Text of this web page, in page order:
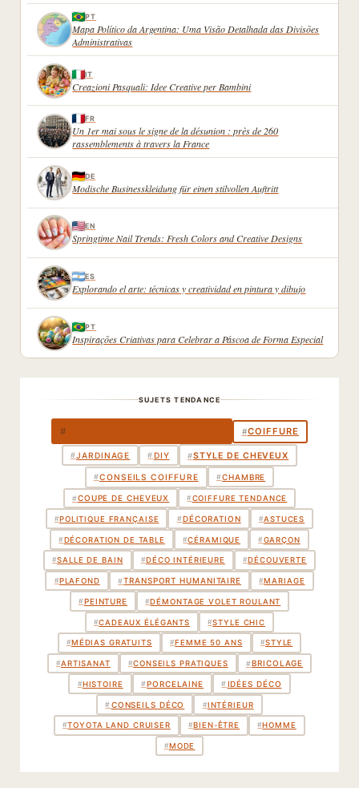
AVEC
!
PT
Mapa Político da Argentina: Uma Visão Detalhada das Divisões
Administrativas
IT
Creazioni Pasquali: Idee Creative per Bambini
FR
Un 1er mai sous le signe de la désunion : près de 260
rassemblements à travers la France
DE
Modische Businesskleidung für einen stilvollen Auftritt
EN
Springtime Nail Trends: Fresh Colors and Creative Designs
ES
Explorando el arte: técnicas y creatividad en pintura y dibujo
PT
Inspirações Criativas para Celebrar a Páscoa de Forma Especial
SUJETS TENDANCE
# #COIFFURE
#JARDINAGE #DIY #STYLE DE CHEVEUX
#CONSEILS COIFFURE #CHAMBRE
#COUPE DE CHEVEUX # COIFFURE TENDANCE
#POLITIQUE FRANÇAISE #DÉCORATION #ASTUCES
# DÉCORATION DE TABLE #CÉRAMIQUE # GARÇON
#SALLE DE BAIN #DÉCO INTÉRIEURE #DÉCOUVERTE
#PLAFOND #TRANSPORT HUMANITAIRE #MARIAGE
#PEINTURE #DÉMONTAGE VOLET ROULANT
#CADEAUX ÉLÉGANTS #STYLE CHIC
#MÉDIAS GRATUITS #FEMME 50 ANS #STYLE
#ARTISANAT #CONSEILS PRATIQUES #BRICOLAGE
#HISTOIRE #PORCELAINE #IDÉES DÉCO
#CONSEILS DÉCO #INTÉRIEUR
#TOYOTA LAND CRUISER #BIEN-ÊTRE #HOMME
#MODE